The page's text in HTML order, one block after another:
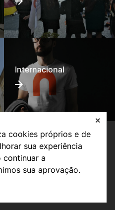
cookies próprios e de
sua experiência
continuar a
sua aprovação.
✕
Internacional
Todos os direitos reservados.